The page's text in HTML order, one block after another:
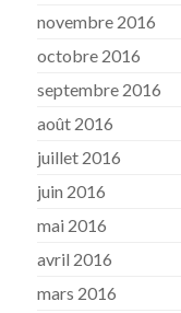
novembre 2016
octobre 2016
septembre 2016
août 2016
juillet 2016
juin 2016
mai 2016
avril 2016
mars 2016